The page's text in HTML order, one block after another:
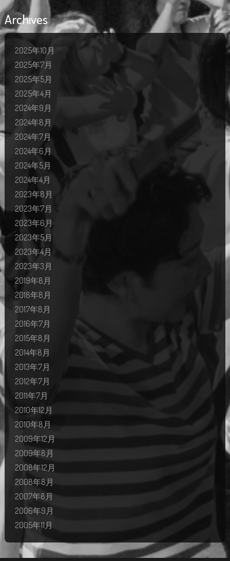
Archives
2025年10月
2025年7月
2025年5月
2025年4月
2024年9月
2024年8月
2024年7月
2024年6月
2024年5月
2024年4月
2023年8月
2023年7月
2023年6月
2023年5月
2023年4月
2023年3月
2019年8月
2018年8月
2017年8月
2016年7月
2015年8月
2014年8月
2013年7月
2012年7月
2011年7月
2010年12月
2010年8月
2009年12月
2009年8月
2008年12月
2008年8月
2007年8月
2006年9月
2005年11月